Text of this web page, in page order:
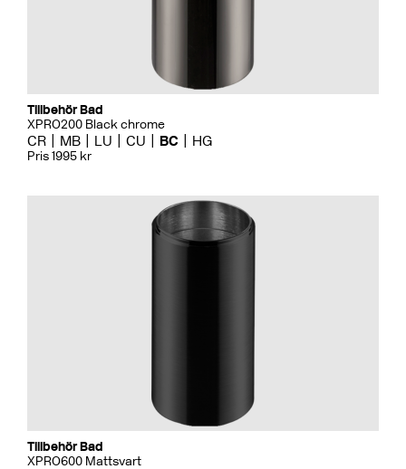
Tillbehör Bad
XPRO200 Black chrome
CR MB LU CU BC HG
Pris 1995 kr
Tillbehör Bad
XPRO600 Mattsvart